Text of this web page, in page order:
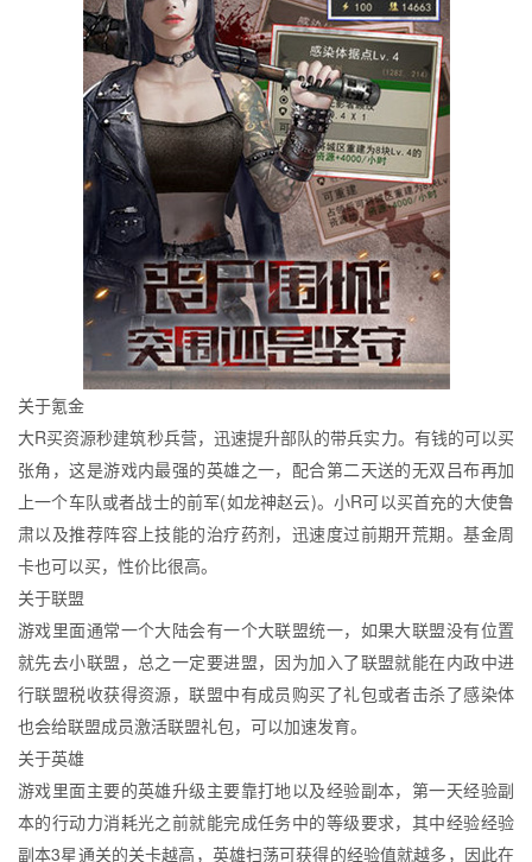
关于氪金
大R买资源秒建筑秒兵营，迅速提升部队的带兵实力。有钱的可以买
张角，这是游戏内最强的英雄之一，配合第二天送的无双吕布再加
上一个车队或者战士的前军(如龙神赵云)。小R可以买首充的大使鲁
肃以及推荐阵容上技能的治疗药剂，迅速度过前期开荒期。基金周
卡也可以买，性价比很高。
关于联盟
游戏里面通常一个大陆会有一个大联盟统一，如果大联盟没有位置
就先去小联盟，总之一定要进盟，因为加入了联盟就能在内政中进
行联盟税收获得资源，联盟中有成员购买了礼包或者击杀了感染体
也会给联盟成员激活联盟礼包，可以加速发育。
关于英雄
游戏里面主要的英雄升级主要靠打地以及经验副本，第一天经验副
本的行动力消耗光之前就能完成任务中的等级要求，其中经验经验
副本3星通关的关卡越高，英雄扫荡可获得的经验值就越多，因此在